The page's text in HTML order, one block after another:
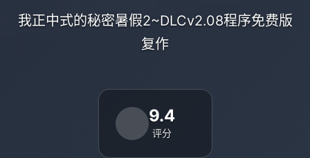
我正中式的秘密暑假2~DLCv2.08程序免费版
复作
9.4
评分